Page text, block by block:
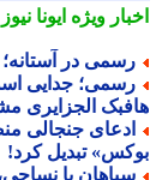
ویژهایونا نیوز
در آستانه؛
جدایی
الجزایری
جنجالی
تبدیل کرد!
یا نساجی،